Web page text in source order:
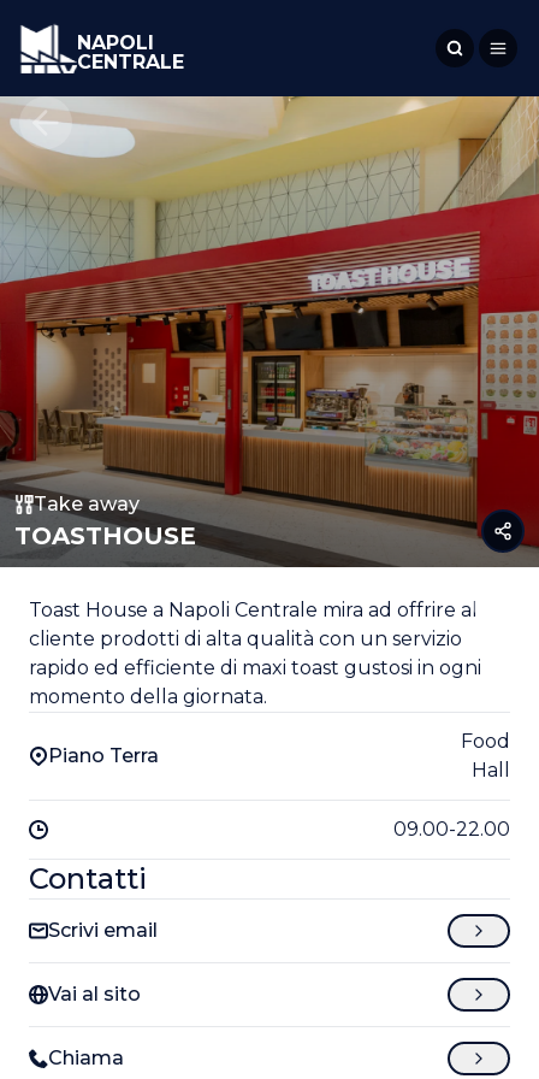
NAPOLI
CENTRALE
Take away
TOASTHOUSE
Toast House a Napoli Centrale mira ad offrire al
cliente prodotti di alta qualità con un servizio
rapido ed efficiente di maxi toast gustosi in ogni
momento della giornata.
Piano Terra
Food
Hall
09.00-22.00
Contatti
Scrivi email
Vai al sito
Chiama